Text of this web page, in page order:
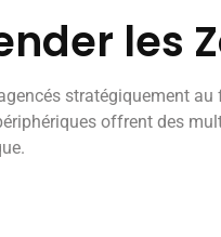
les
stratégiquement
offrent des